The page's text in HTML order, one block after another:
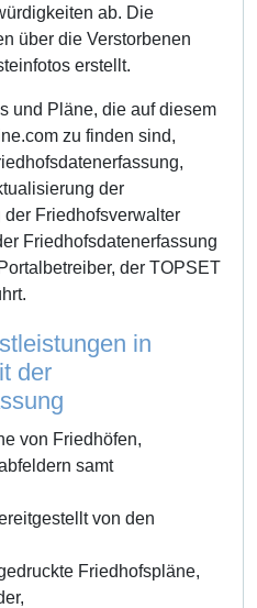
ab. Die
über die Verstorbenen
erstellt.
und Pläne, die auf diesem
zu finden sind,
der
der Friedhofsverwalter
Friedhofsdatenerfassung
der TOPSET
in
der
von Friedhöfen,
samt
von den
Friedhofspläne,